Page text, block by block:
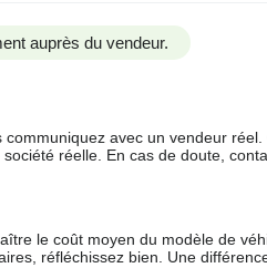
auprès du vendeur.
avec un vendeur
réelle. En cas de doute,
le coût moyen du modèle de
réfléchissez bien. Une